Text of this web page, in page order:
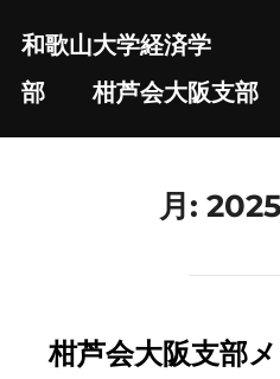
和歌山大学経済学
部 柑芦会大阪支部
月:
柑芦会大阪支部